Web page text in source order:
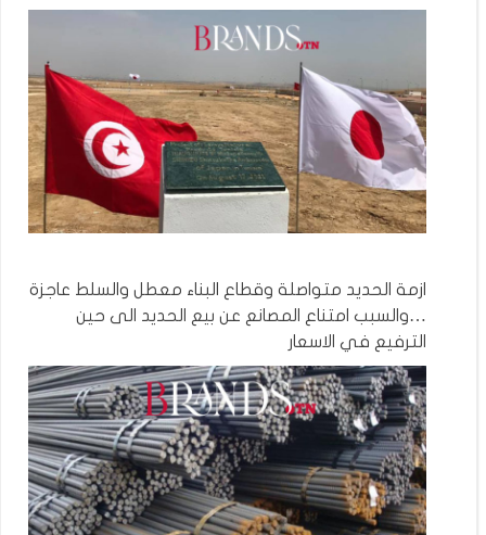
ازمة الحديد متواصلة وقطاع البناء معطل والسلط عاجزة
…والسبب امتناع المصانع عن بيع الحديد الى حين
الترفيع في الاسعار